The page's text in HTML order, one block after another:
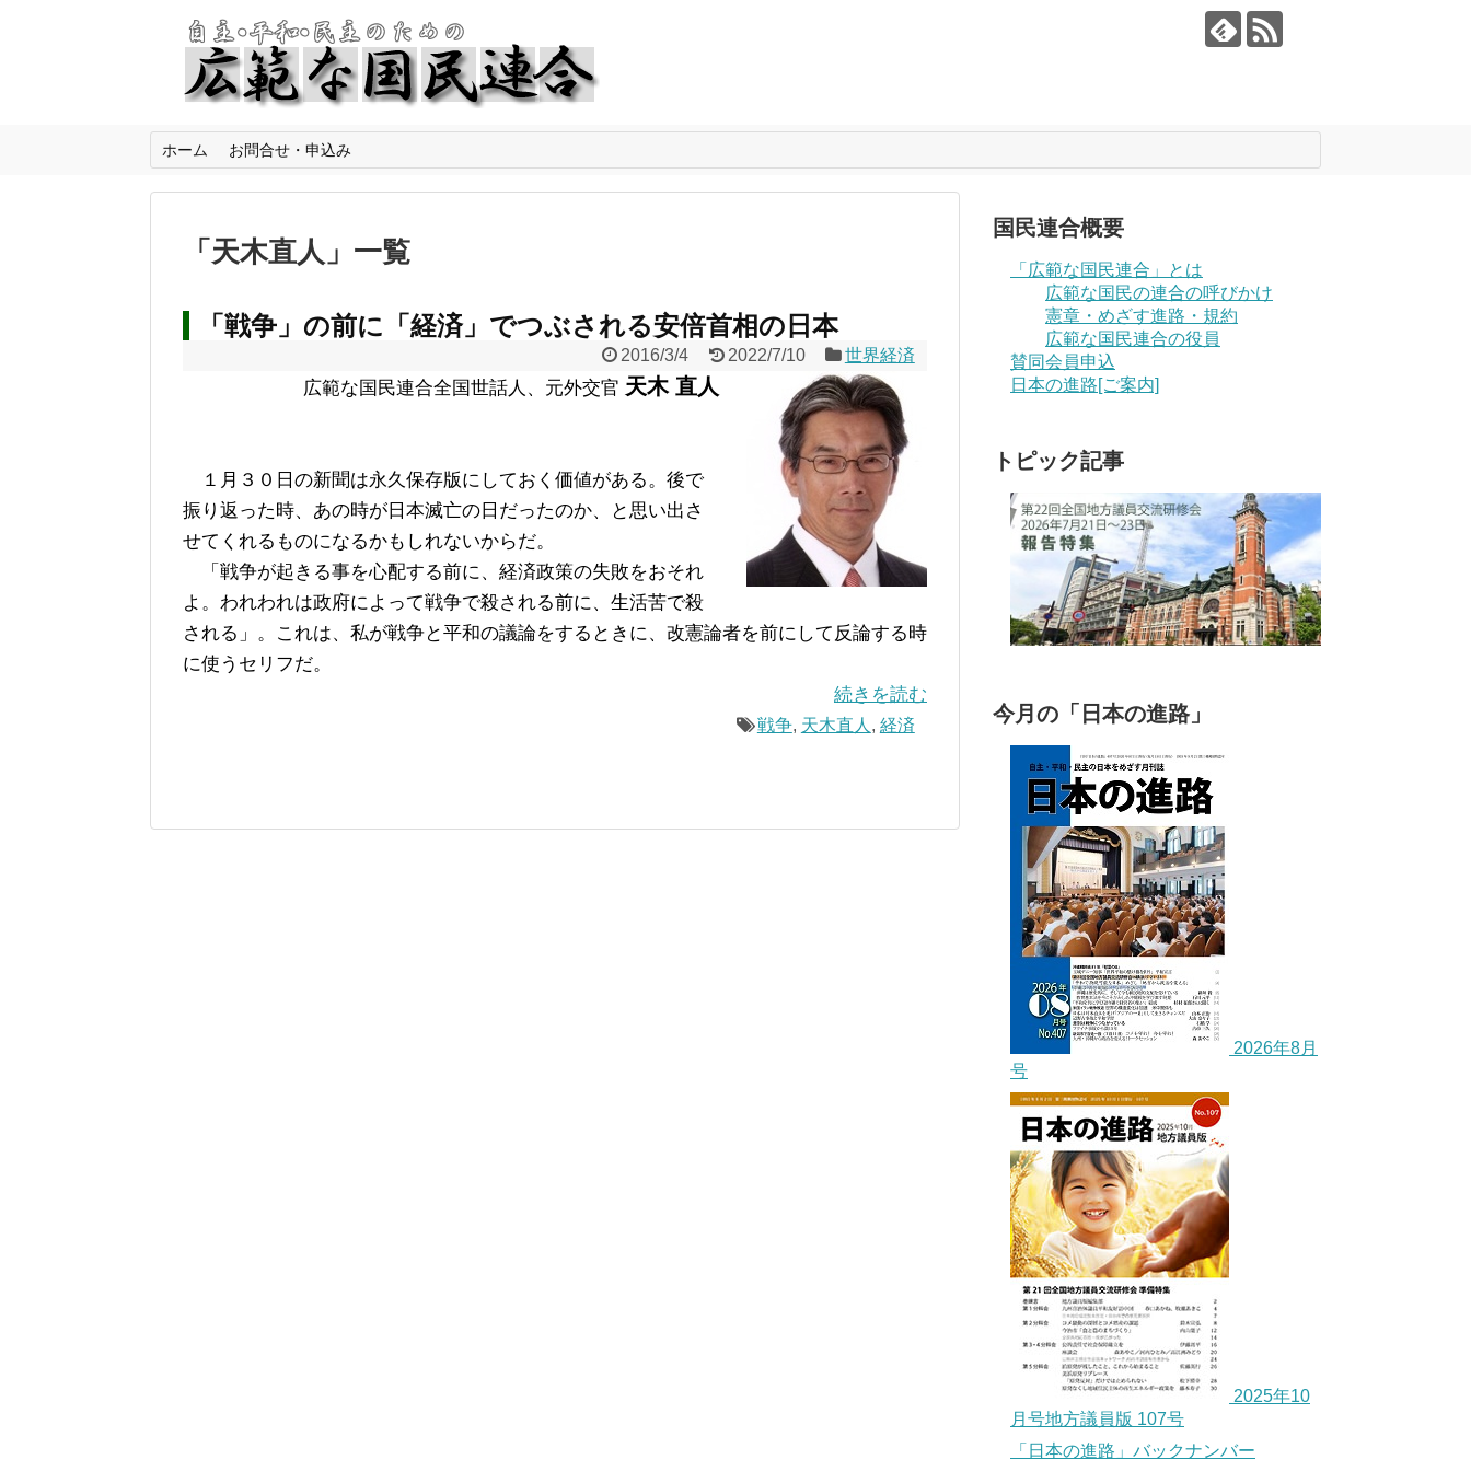
ホーム お問合せ・申込み
「 天木直人 」 一覧
「戦争」の前に「経済」でつぶされる安倍首相の日本
2016/3/4 2022/7/10 世界経済
広範な国民連合全国世話人、元外交官 天木 直人
１月３０日の新聞は永久保存版にしておく価値がある。後で
振り返った時、あの時が日本滅亡の日だったのか、と思い出さ
せてくれるものになるかもしれないからだ。
「戦争が起きる事を心配する前に、経済政策の失敗をおそれ
よ。われわれは政府によって戦争で殺される前に、生活苦で殺
される」。これは、私が戦争と平和の議論をするときに、改憲論者を前にして反論する時
に使うセリフだ。
続きを読む
戦争, 天木直人 , 経済
国民連合概要
「広範な国民連合」とは
広範な国民の連合の呼びかけ
憲章・めざす進路・規約
広範な国民連合の役員
賛同会員申込
日本の進路[ご案内]
トピック記事
今月の「日本の進路」
2026年8月
号
2025年10
月号地方議員版 107号
「日本の進路」バックナンバー